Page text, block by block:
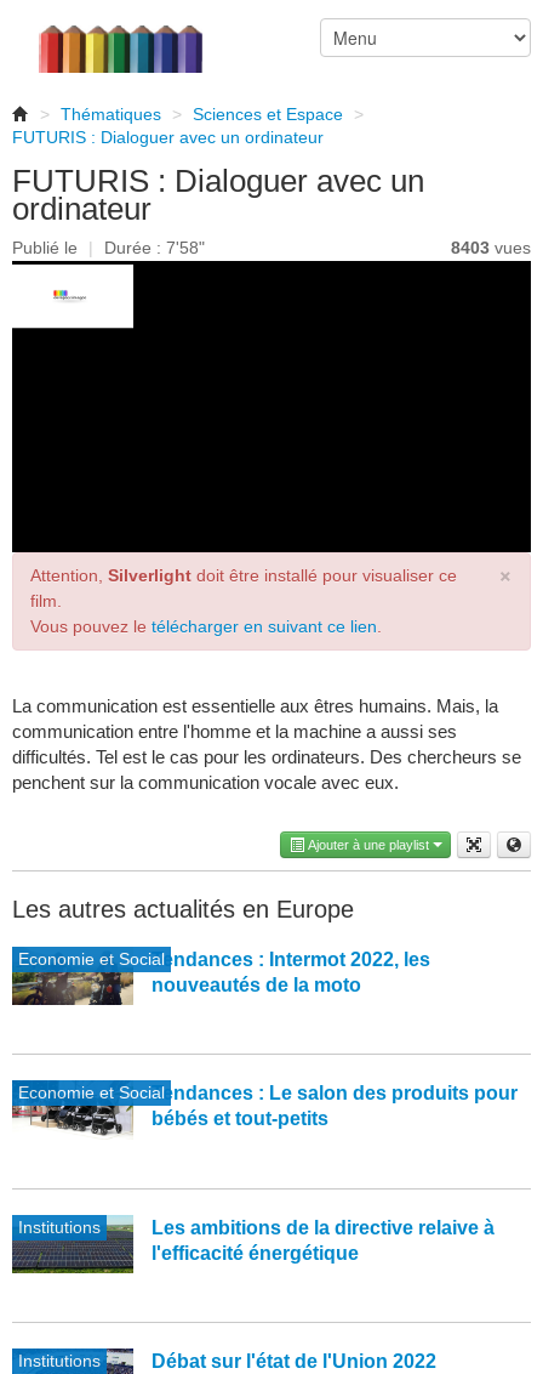
> Thématiques > Sciences et Espace
>
FUTURIS : Dialoguer avec un ordinateur
FUTURIS : Dialoguer avec un
ordinateur
Publié le | Durée : 7'58" 8403 vues
×
Attention, Silverlight doit être installé pour visualiser ce
film.
Vous pouvez le télécharger en suivant ce lien
La communication est essentielle aux êtres humains. Mais, la
communication entre l'homme et la machine a aussi ses
difficultés. Tel est le cas pour les ordinateurs. Des chercheurs se
penchent sur la communication vocale avec eux.
Ajouter à une playlist
Les autres actualités en Europe
Economie et SocialTendances : Intermot 2022, les
nouveautés de la moto
Economie et SocialTendances : Le salon des produits pour
bébés et tout-petits
Institutions
Les ambitions de la directive relaive à
l'efficacité énergétique
Institutions Débat sur l'état de l'Union 2022